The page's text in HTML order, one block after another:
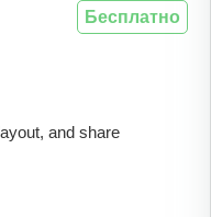
and share
Бесплатно